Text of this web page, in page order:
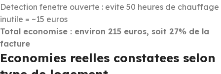
Detection fenetre ouverte : evite 50 heures de chauffage
inutile = ~15 euros
Total economise : environ 215 euros, soit 27% de la
facture
Economies reelles constatees selon